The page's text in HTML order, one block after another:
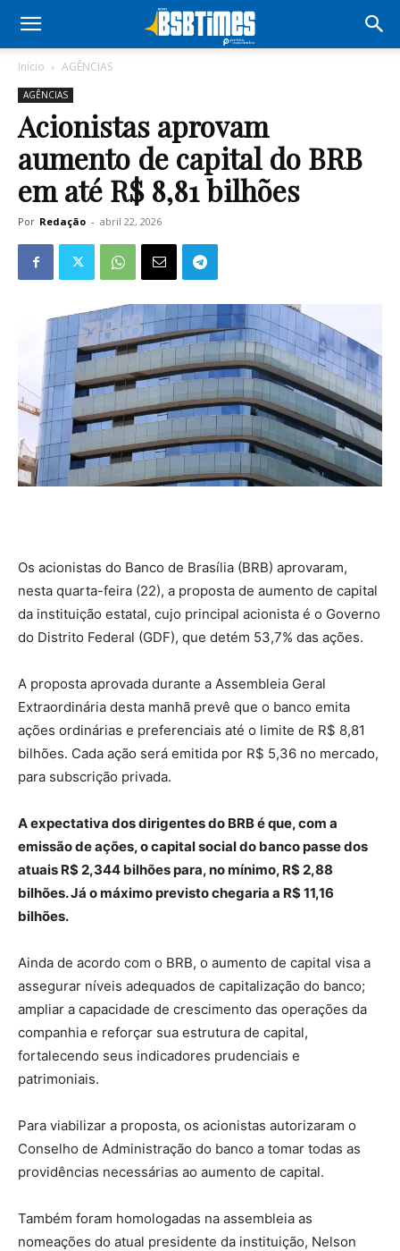
Início AGÊNCIAS
AGÊNCIAS
Acionistas aprovam
aumento de capital do BRB
em até R$ 8,81 bilhões
Por Redação - abril 22, 2026
Os acionistas do Banco de Brasília (BRB) aprovaram,
nesta quarta-feira (22), a proposta de aumento de capital
da instituição estatal, cujo principal acionista é o Governo
do Distrito Federal (GDF), que detém 53,7% das ações.
A proposta aprovada durante a Assembleia Geral
Extraordinária desta manhã prevê que o banco emita
ações ordinárias e preferenciais até o limite de R$ 8,81
bilhões. Cada ação será emitida por R$ 5,36 no mercado,
para subscrição privada.
A expectativa dos dirigentes do BRB é que, com a
emissão de ações, o capital social do banco passe dos
atuais R$ 2,344 bilhões para, no mínimo, R$ 2,88
bilhões. Já o máximo previsto chegaria a R$ 11,16
bilhões.
Ainda de acordo com o BRB, o aumento de capital visa a
assegurar níveis adequados de capitalização do banco;
ampliar a capacidade de crescimento das operações da
companhia e reforçar sua estrutura de capital,
fortalecendo seus indicadores prudenciais e
patrimoniais.
Para viabilizar a proposta, os acionistas autorizaram o
Conselho de Administração do banco a tomar todas as
providências necessárias ao aumento de capital.
Também foram homologadas na assembleia as
nomeações do atual presidente da instituição, Nelson